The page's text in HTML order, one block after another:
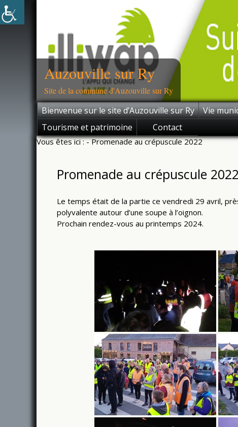
Skip
to
content
Auzouville sur Ry
Site de la commune d'Auzouville sur Ry
Bienvenue sur le site d’Auzouville sur Ry Vie
Tourisme et patrimoine
Contact
Vous êtes ici :- Promenade au crépuscule 2022
Promenade au crépuscule 2022
Le temps était de la partie ce vendredi 29 avril,
polyvalente autour d’une soupe à l’oignon.
Prochain rendez-vous au printemps 2024.